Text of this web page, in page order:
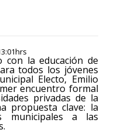
con la educación de
todos los jóvenes
Electo, Emilio
encuentro formal
privadas de la
propuesta clave: la
municipales a las